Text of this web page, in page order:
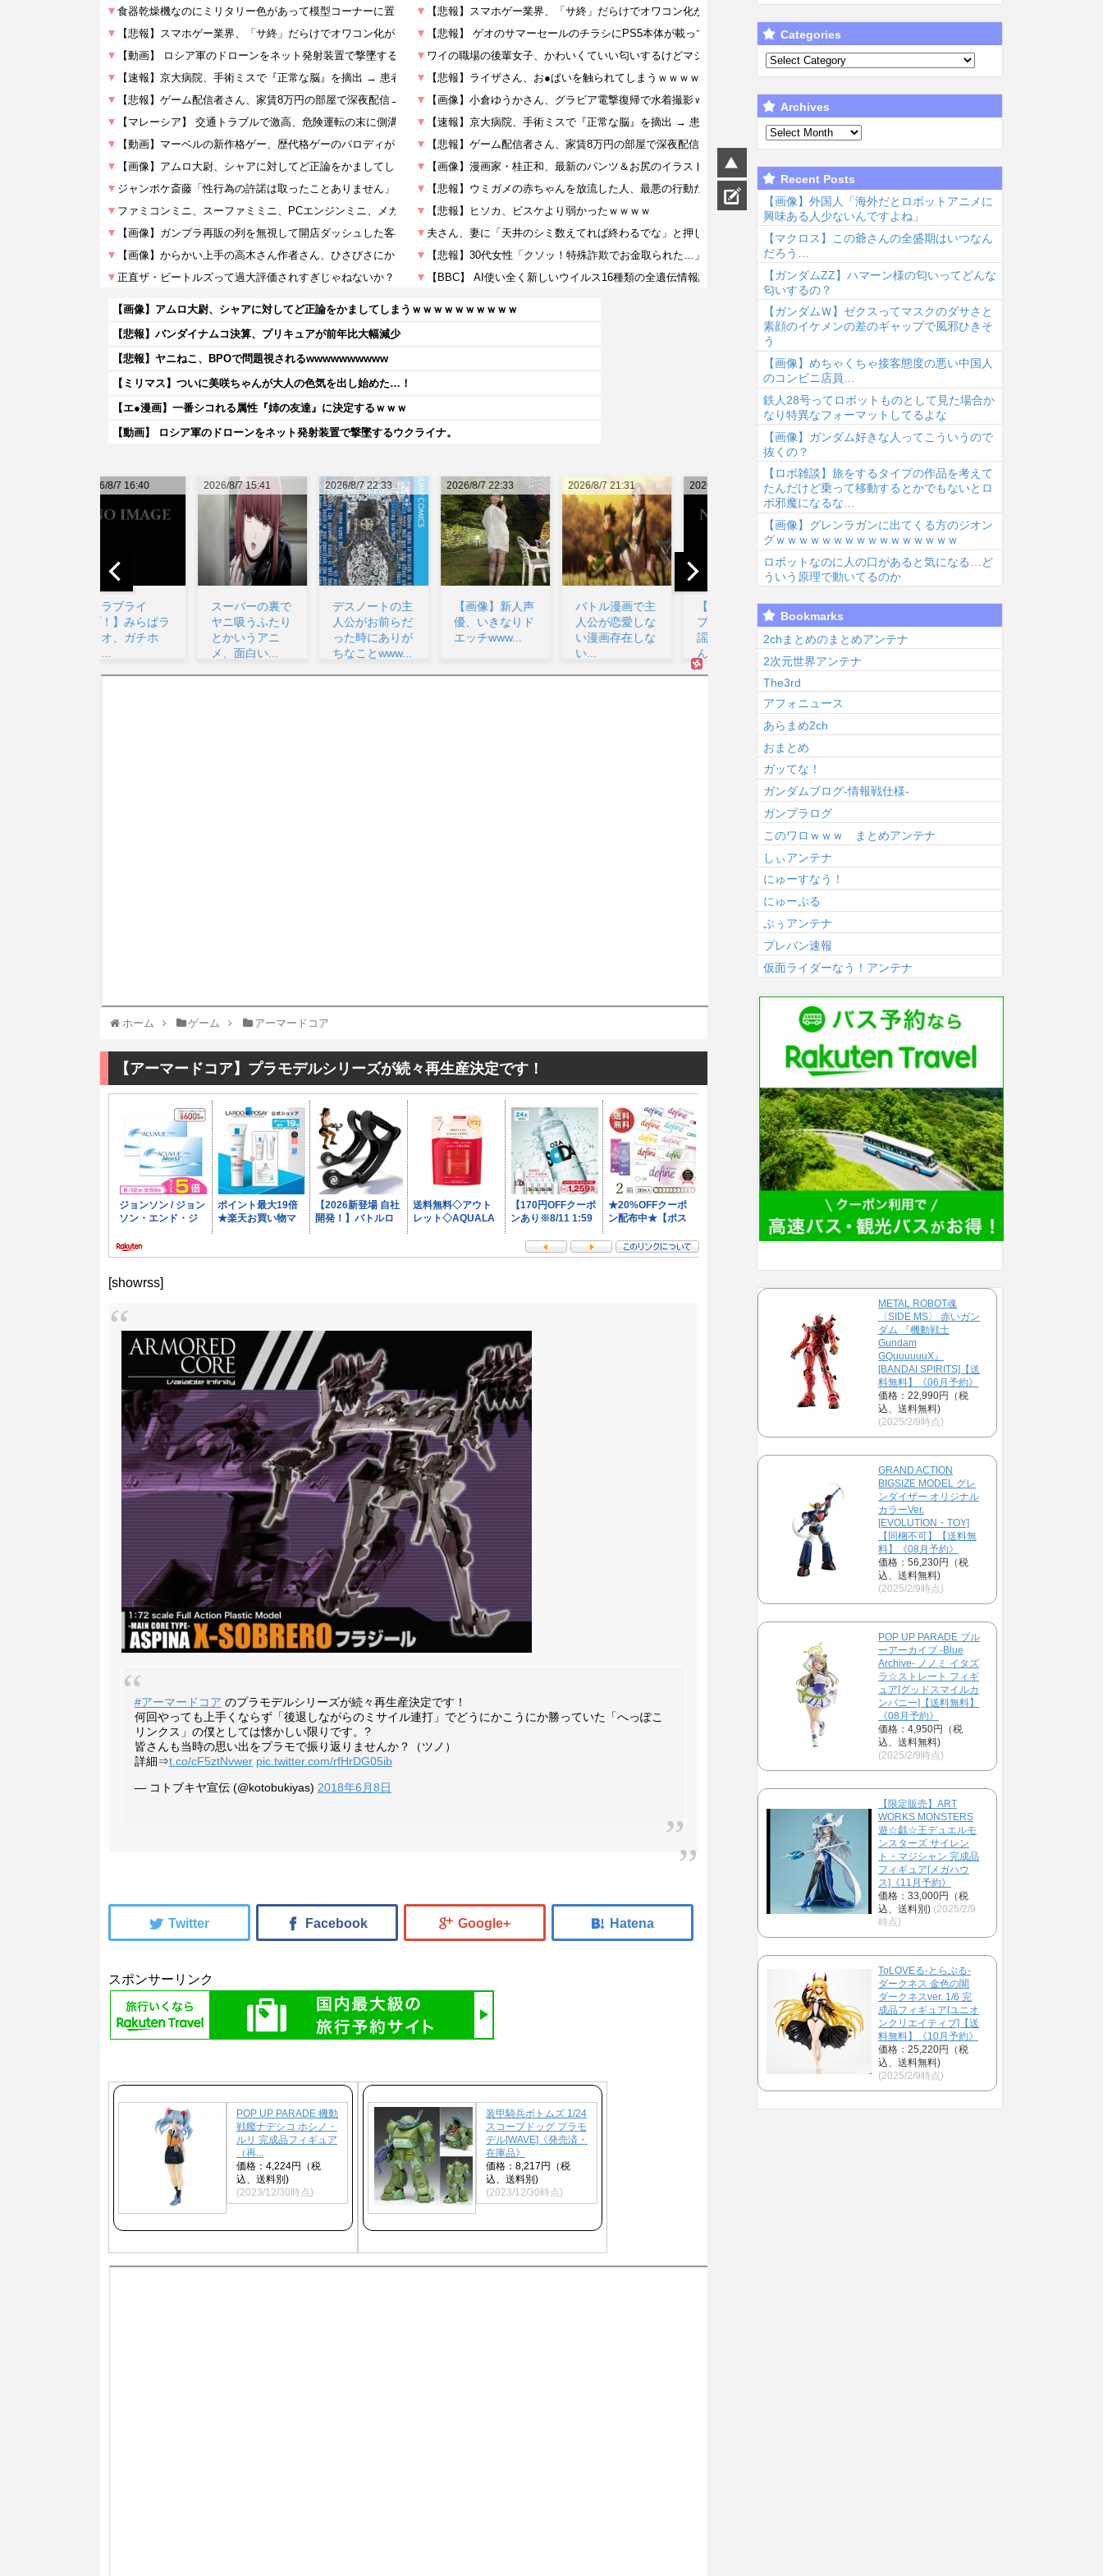
【画像】アムロ大尉、シャアに対してど正論をかましてしまうｗｗｗｗｗｗｗｗｗｗ
【悲報】バンダイナムコ決算、プリキュアが前年比大幅減少
【悲報】ヤニねこ、BPOで問題視されるwwwwwwwwww
【ミリマス】ついに美咲ちゃんが大人の色気を出し始めた…！
【エ●漫画】一番シコれる属性『姉の友達』に決定するｗｗｗ
【動画】 ロシア軍のドローンをネット発射装置で撃墜するウクライナ。
2026/8/7 22:33
デスノートの主
人公がお前らだ
った時にありが
ちなことwww...
2026/8/7 22:33
【画像】新人声
優、いきなりド
エッチwww...
2026/8/7 21:31
バトル漫画で主
人公が恋愛しな
い漫画存在しな
2026/8/7 20:48
【ラブライ
ブ！】ハマダ歌
謡祭に降幡愛さ
2026/8/7 20:30
みい山作者・亜
月ねねちゃんが
チョロくて可愛
いwww （※画
2026/8/7 19:46
【ラブライ
105期蓮ノ空女
学院スクールア
イドル...
2026/8/7 17:34
【声優】逢田梨
ャイン!!】...
2026/8/7 15:41
スーパーの裏で
ヤニ吸うふたり
とかいうアニ
ホーム ゲーム アーマードコア
【アーマードコア】プラモデルシリーズが続々再生産決定です！
[showrss]
#アーマードコア のプラモデルシリーズが続々再生産決定です！
何回やっても上手くならず「後退しながらのミサイル連打」でどうにかこうにか勝っていた「へっぽこ
リンクス」の僕としては懐かしい限りです。?
皆さんも当時の思い出をプラモで振り返りませんか？（ツノ）
詳細⇒t.co/cF5ztNvwer pic.twitter.com/rfHrDG05ib
— コトブキヤ宣伝 (@kotobukiyas) 2018年6月8日
スポンサーリンク
POP UP PARADE 機動
戦艦ナデシコ ホシノ・
ルリ 完成品フィギュア
（再...
価格：4,224円（税
込、送料別)
(2023/12/30時点)
装甲騎兵ボトムズ 1/24
スコープドッグ プラモ
デル[WAVE]《発売済・
在庫品》
価格：8,217円（税
込、送料別)
(2023/12/30時点)
Categories
Archives
Recent Posts
【画像】外国人「海外だとロボットアニメに
興味ある人少ないんですよね」
【マクロス】この爺さんの全盛期はいつなん
だろう…
【ガンダムΖΖ】ハマーン様の匂いってどんな
匂いするの？
【ガンダムＷ】ゼクスってマスクのダサさと
素顔のイケメンの差のギャップで風邪ひきそ
う
【画像】めちゃくちゃ接客態度の悪い中国人
のコンビニ店員…
鉄人28号ってロボットものとして見た場合か
なり特異なフォーマットしてるよな
【画像】ガンダム好きな人ってこういうので
抜くの？
【ロボ雑談】旅をするタイプの作品を考えて
たんだけど乗って移動するとかでもないとロ
ボ邪魔になるな…
【画像】グレンラガンに出てくる方のジオン
グｗｗｗｗｗｗｗｗｗｗｗｗｗｗｗｗ
ロボットなのに人の口があると気になる…ど
ういう原理で動いてるのか
Bookmarks
2chまとめのまとめアンテナ
2次元世界アンテナ
The3rd
アフォニュース
あらまめ2ch
おまとめ
ガッてな！
ガンダムブログ-情報戦仕様-
ガンプラログ
このワロｗｗｗ まとめアンテナ
しぃアンテナ
にゅーすなう！
にゅーぷる
ぷぅアンテナ
プレバン速報
仮面ライダーなう！アンテナ
METAL ROBOT魂
〈SIDE MS〉 赤いガン
ダム 『機動戦士
Gundam
GQuuuuuuX』
[BANDAI SPIRITS]【送
料無料】《06月予約》
価格：22,990円（税
込、送料無料)
(2025/2/9時点)
GRAND ACTION
BIGSIZE MODEL グレ
ンダイザー オリジナル
カラーVer.
[EVOLUTION・TOY]
【同梱不可】【送料無
料】《08月予約》
価格：56,230円（税
込、送料無料)
(2025/2/9時点)
POP UP PARADE ブル
ーアーカイブ -Blue
Archive- ノノミ イタズ
ラ☆ストレート フィギ
ュア[グッドスマイルカ
ンパニー]【送料無料】
《08月予約》
価格：4,950円（税
込、送料無料)
(2025/2/9時点)
【限定販売】ART
WORKS MONSTERS
遊☆戯☆王デュエルモ
ンスターズ サイレン
ト・マジシャン 完成品
フィギュア[メガハウ
ス]《11月予約》
価格：33,000円（税
込、送料別) (2025/2/9
時点)
ToLOVEる-とらぶる-
ダークネス 金色の闇
ダークネスver. 1/6 完
成品フィギュア[ユニオ
ンクリエイティブ]【送
料無料】《10月予約》
価格：25,220円（税
込、送料無料)
(2025/2/9時点)